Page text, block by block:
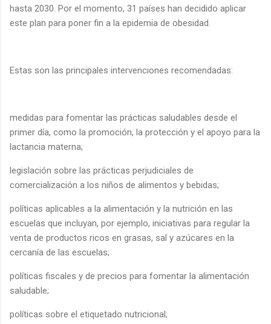
hasta 2030. Por el momento, 31 países han decidido aplicar
este plan para poner fin a la epidemia de obesidad.
Estas son las principales intervenciones recomendadas:
medidas para fomentar las prácticas saludables desde el
primer día, como la promoción, la protección y el apoyo para la
lactancia materna;
legislación sobre las prácticas perjudiciales de
comercialización a los niños de alimentos y bebidas;
políticas aplicables a la alimentación y la nutrición en las
escuelas que incluyan, por ejemplo, iniciativas para regular la
venta de productos ricos en grasas, sal y azúcares en la
cercanía de las escuelas;
políticas fiscales y de precios para fomentar la alimentación
saludable;
políticas sobre el etiquetado nutricional;